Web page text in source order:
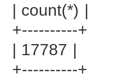
| count(*) |
+----------+
| 17787 |
+----------+